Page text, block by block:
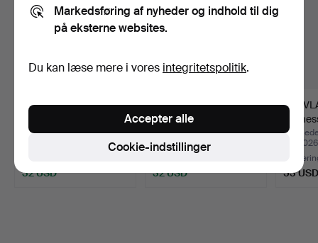
GULVLAMPE, messing,
Nya Öia, 1900-tallets …
Opnåede hammerslag 6
32 USD
GULVLAMPER, to stk.,
messingfarvet metal, …
Opnåede hammerslag 29
jun 2026
32 USD
og
Arma…
jun 2026
53 USD
Markedsføring af nyheder og indhold til dig
på eksterne websites.
Du kan læse mere i vores integritetspolitik.
Cookie-indstillinger
Accepter alle